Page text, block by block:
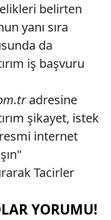
belirten
yanı sıra
da
iş başvuru
adresine
şikayet, istek
internet
Tacirler
YORUMU!